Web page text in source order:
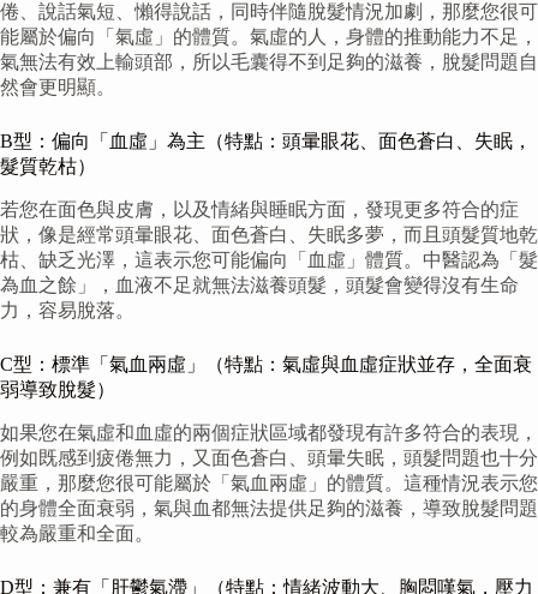
倦、說話氣短、懶得說話，同時伴隨脫髮情況加劇，那麼您很可
能屬於偏向「氣虛」的體質。氣虛的人，身體的推動能力不足，
氣無法有效上輸頭部，所以毛囊得不到足夠的滋養，脫髮問題自
然會更明顯。
B型：偏向「血虛」為主（特點：頭暈眼花、面色蒼白、失眠，
髮質乾枯）
若您在面色與皮膚，以及情緒與睡眠方面，發現更多符合的症
狀，像是經常頭暈眼花、面色蒼白、失眠多夢，而且頭髮質地乾
枯、缺乏光澤，這表示您可能偏向「血虛」體質。中醫認為「髮
為血之餘」，血液不足就無法滋養頭髮，頭髮會變得沒有生命
力，容易脫落。
C型：標準「氣血兩虛」（特點：氣虛與血虛症狀並存，全面衰
弱導致脫髮）
如果您在氣虛和血虛的兩個症狀區域都發現有許多符合的表現，
例如既感到疲倦無力，又面色蒼白、頭暈失眠，頭髮問題也十分
嚴重，那麼您很可能屬於「氣血兩虛」的體質。這種情況表示您
的身體全面衰弱，氣與血都無法提供足夠的滋養，導致脫髮問題
較為嚴重和全面。
D型：兼有「肝鬱氣滯」（特點：情緒波動大、胸悶嘆氣，壓力